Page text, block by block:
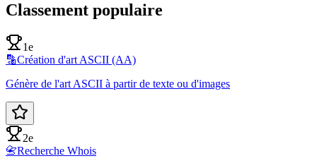
Classement populaire
1e
🔡Création d'art ASCII (AA)
Génère de l'art ASCII à partir de texte ou d'images
2e
📇Recherche Whois